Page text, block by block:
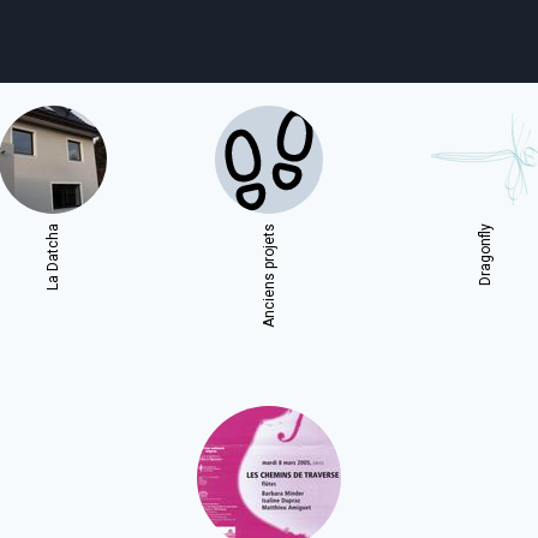
agenda personnes shop
email soutien
La Datcha Anciens projets Dragonfly